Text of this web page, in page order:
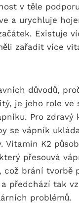
v těle
a urychluje
Existuje
zařadit více
důvodů,
je jeho role ve
Pro zdravý
se vápník
Vitamin K2
přesouvá
což brání tvorbě
předchází tak
problémů.